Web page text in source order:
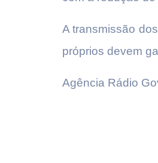
A transmissão
próprios devem
Agência Rádio